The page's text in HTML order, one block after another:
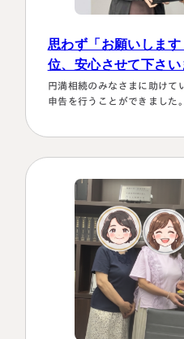
思わず「お願いしま
位、安心させて下さい
円満相続のみなさまに助けて
申告を行うことができました
い！！と、私も思わず「お願